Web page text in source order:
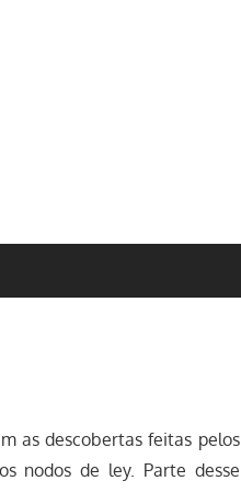
as descobertas feitas pelos
nodos de ley. Parte desse